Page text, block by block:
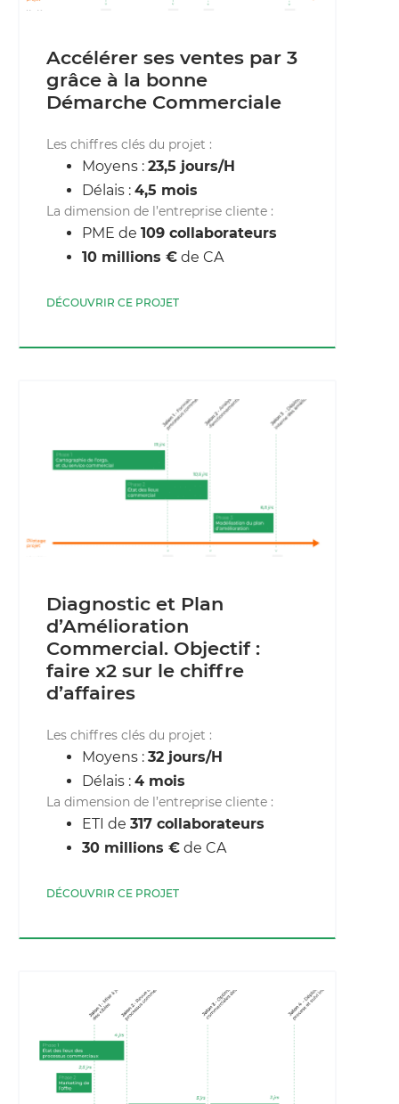
Accélérer ses ventes par 3
grâce à la bonne
Démarche Commerciale
Les chiffres clés du projet :
Moyens : 23,5 jours/H
Délais : 4,5 mois
La dimension de l’entreprise cliente :
PME de 109 collaborateurs
10 millions € de CA
DÉCOUVRIR CE PROJET
Diagnostic et Plan
d’Amélioration
Commercial. Objectif :
faire x2 sur le chiffre
d’affaires
Les chiffres clés du projet :
Moyens : 32 jours/H
Délais : 4 mois
La dimension de l’entreprise cliente :
ETI de 317 collaborateurs
30 millions € de CA
DÉCOUVRIR CE PROJET